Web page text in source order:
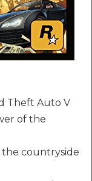
Theft Auto V
of the
the countryside